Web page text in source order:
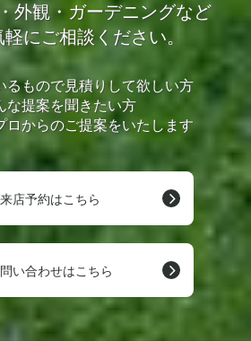
外観・ガーデニングなど
にご相談ください。
るもので見積りして欲しい方
な提案を聞きたい方
ロからのご提案をいたします
来店予約はこちら
い合わせはこちら